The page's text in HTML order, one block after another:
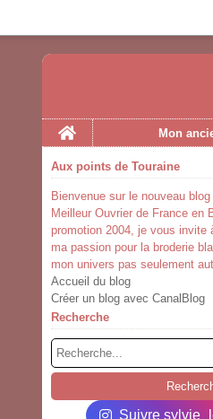
Home
Mon
Aux points de Touraine
Bienvenue sur le nouveau
Meilleur Ouvrier de France en
promotion 2004, je vous invite
ma passion pour la broderie
mon univers pas seulement
Accueil du blog
Créer un blog avec CanalBlog
Recherche
Suivre